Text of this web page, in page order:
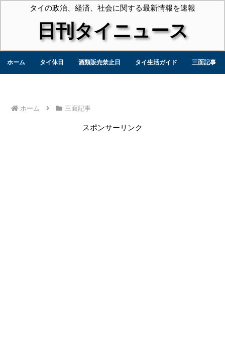
タイの政治、経済、社会に関する最新情報を速報
日刊タイニュース
ホーム タイ休日 酒類販売禁止日 タイ生活ガイド 三面記事
ホーム 三面記事
スポンサーリンク